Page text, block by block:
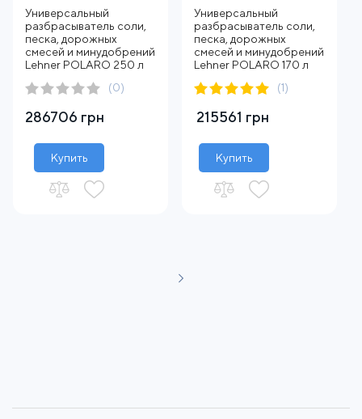
Универсальный
разбрасыватель соли,
песка, дорожных
смесей и минудобрений
Lehner POLARO 250 л
(0)
286706 грн
Купить
Универсальный
разбрасыватель соли,
песка, дорожных
смесей и минудобрений
Lehner POLARO 170 л
(1)
215561 грн
Купить